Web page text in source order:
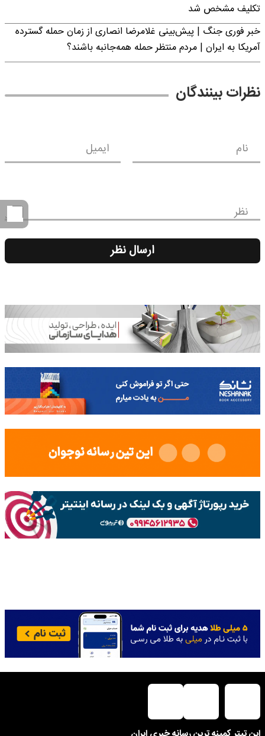
تکلیف مشخص شد
خبر فوری جنگ | پیش‌بینی غلامرضا انصاری از زمان حمله گسترده
آمریکا به ایران | مردم منتظر حمله همه‌جانبه باشند؟
نظرات بینندگان
نام ایمیل
نظر
ارسال نظر